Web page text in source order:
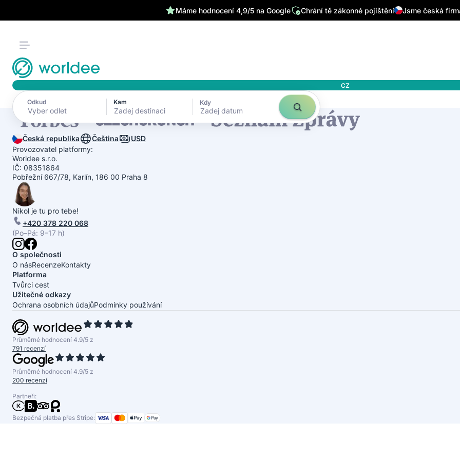
Máme hodnocení 4,9/5 na Google Chrání tě zákonné pojištění Jsme česká
CZ
Odkud Kam Kdy
Zadej datum
Česká republika Čeština
USD
Provozovatel platformy:
Worldee s.r.o.
IČ: 08351864
Pobřežní 667/78, Karlín, 186 00 Praha 8
Nikol je tu pro tebe!
+420 378 220 068
(Po–Pá: 9–17 h)
O společnosti
O násRecenzeKontakty
Platforma
Tvůrci cest
Užitečné odkazy
Ochrana osobních údajůPodmínky používání
Průměrné hodnocení 4.9/5 z
791 recenzí
Průměrné hodnocení 4.9/5 z
200 recenzí
Partneři:
Bezpečná platba přes Stripe: